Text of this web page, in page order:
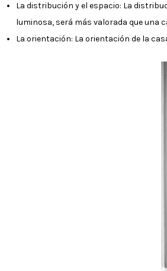
La distribución y el espacio: La
luminosa, será más valorada que una
La orientación: La orientación de la